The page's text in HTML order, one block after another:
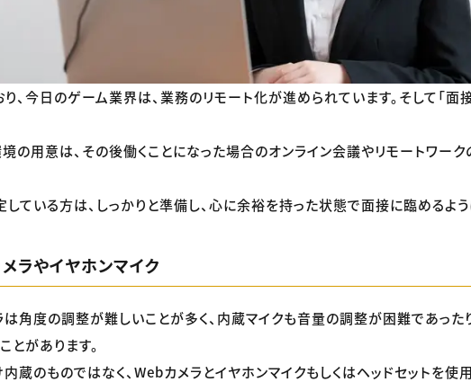
、今日のゲーム業界は、業務のリモート化が進められています。そして「面
境の用意は、その後働くことになった場合のオンライン会議やリモートワー
ている方は、しっかりと準備し、心に余裕を持った状態で面接に臨めるよう
ラやイヤホンマイク
は角度の調整が難しいことが多く、内蔵マイクも音量の調整が困難であった
とがあります。
蔵のものではなく、Webカメラとイヤホンマイクもしくはヘッドセットを使用